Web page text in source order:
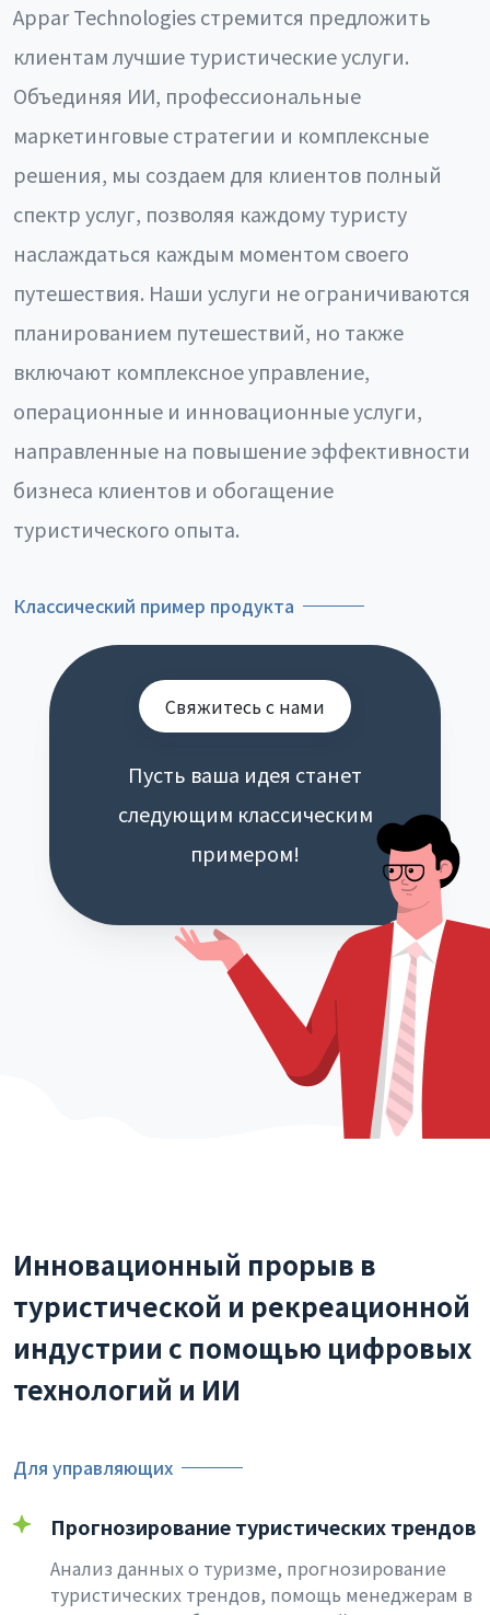
Appar Technologies стремится предложить
клиентам лучшие туристические услуги.
Объединяя ИИ, профессиональные
маркетинговые стратегии и комплексные
решения, мы создаем для клиентов полный
спектр услуг, позволяя каждому туристу
наслаждаться каждым моментом своего
путешествия. Наши услуги не ограничиваются
планированием путешествий, но также
включают комплексное управление,
операционные и инновационные услуги,
направленные на повышение эффективности
бизнеса клиентов и обогащение
туристического опыта.
Классический пример продукта
Свяжитесь с нами
Пусть ваша идея станет
следующим классическим
примером!
Инновационный прорыв в
туристической и рекреационной
индустрии с помощью цифровых
технологий и ИИ
Для управляющих
Прогнозирование туристических трендов
Анализ данных о туризме, прогнозирование
туристических трендов, помощь менеджерам в